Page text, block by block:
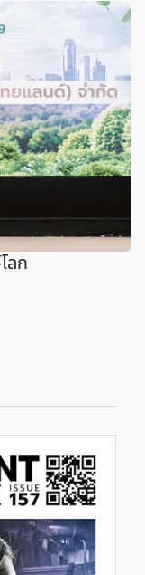
ลก